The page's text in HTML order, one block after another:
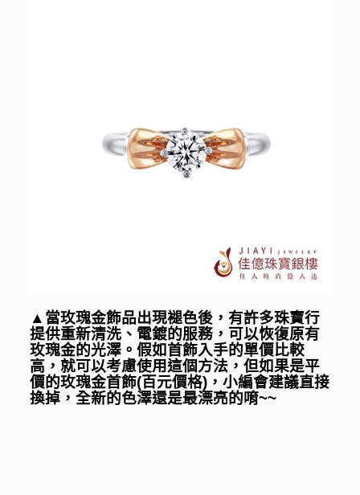
▲ 當玫瑰金飾品出現褪色後，有許多珠寶行
提供重新清洗、電鍍的服務，可以恢復原有
玫瑰金的光澤。 假如首飾入手的單價比較
高，就可以考慮使用這個方法，但如果是平
價的玫瑰金首飾(百元價格)，小編會建議直接
換掉，全新的色澤還是最漂亮的唷~~